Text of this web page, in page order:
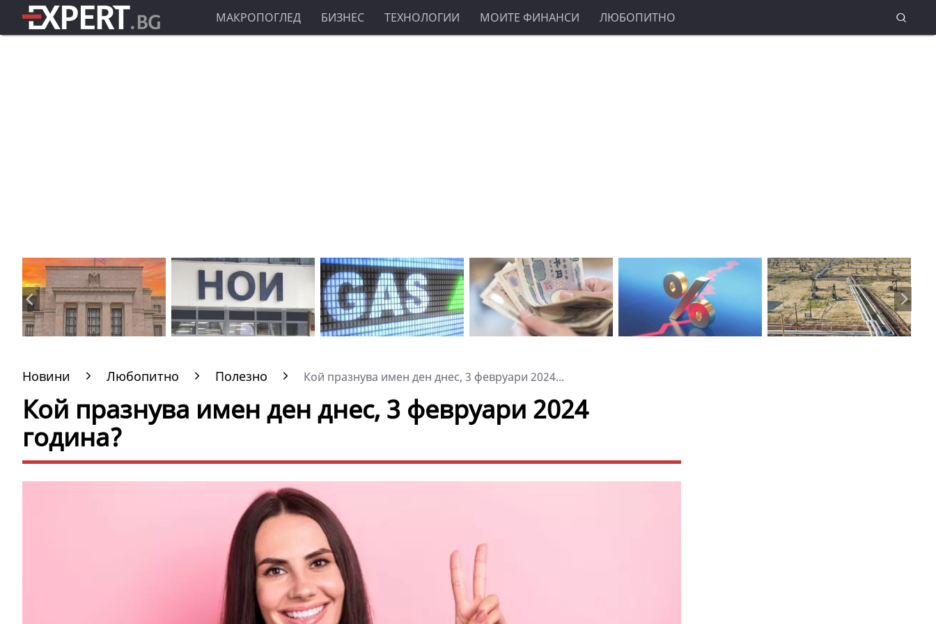
МАКРОПОГЛЕД БИЗНЕС ТЕХНОЛОГИИ МОИТЕ ФИНАНСИ ЛЮБОПИТНО
Новини Любопитно Полезно Кой празнува имен ден днес, 3 февруари 2024...
Кой празнува имен ден днес, 3 февруари 2024
година?